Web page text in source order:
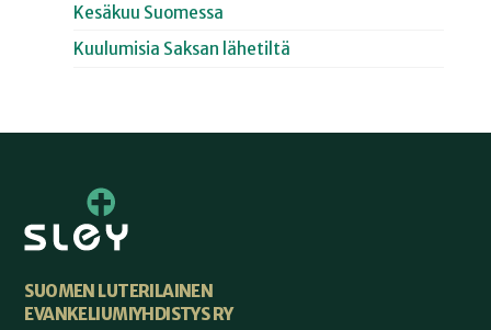
Kesäkuu Suomessa
Kuulumisia Saksan lähetiltä
SUOMEN LUTERILAINEN
EVANKELIUMIYHDISTYS RY